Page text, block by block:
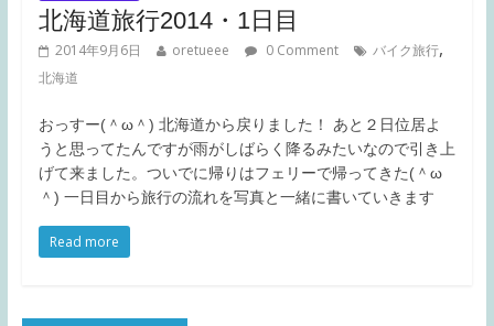
北海道旅行2014・1日目
2014年9月6日 oretueee 0 Comment バイク旅行,
北海道
おっすー(＾ω＾) 北海道から戻りました！ あと２日位居よ
うと思ってたんですが雨がしばらく降るみたいなので引き上
げて来ました。ついでに帰りはフェリーで帰ってきた(＾ω
＾) 一日目から旅行の流れを写真と一緒に書いていきます
Read more